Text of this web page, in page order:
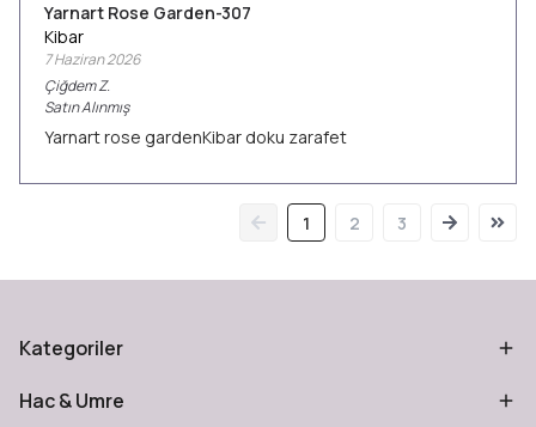
Yarnart Rose Garden-307
Kibar
7 Haziran 2026
ÇiğdemZ.
Satın Alınmış
Yarnart rose gardenKibar doku zarafet
1 2 3
Kategoriler
Hac & Umre